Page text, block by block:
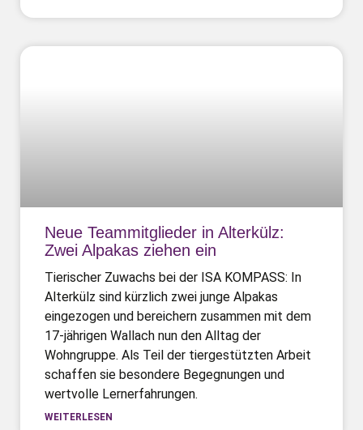
Neue Teammitglieder in Alterkülz:
Zwei Alpakas ziehen ein
Tierischer Zuwachs bei der ISA KOMPASS: In
Alterkülz sind kürzlich zwei junge Alpakas
eingezogen und bereichern zusammen mit dem
17-jährigen Wallach nun den Alltag der
Wohngruppe. Als Teil der tiergestützten Arbeit
schaffen sie besondere Begegnungen und
wertvolle Lernerfahrungen.
WEITERLESEN